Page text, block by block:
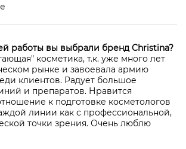
работы вы выбрали бренд Christina?
косметика, т.к. уже много лет
рынке и завоевала армию
клиентов. Радует большое
и препаратов. Нравится
к подготовке косметологов
линии как с профессиональной,
точки зрения. Очень люблю